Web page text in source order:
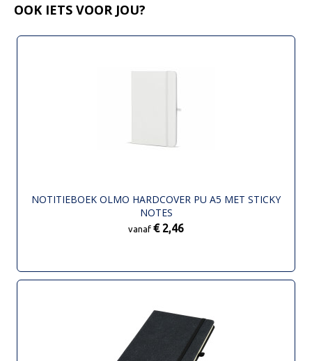
OOK IETS VOOR JOU?
NOTITIEBOEK OLMO HARDCOVER PU A5 MET STICKY
NOTES
vanaf € 2,46